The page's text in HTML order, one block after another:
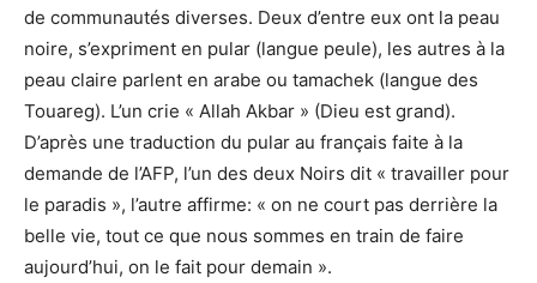
de communautés diverses. Deux d’entre eux ont la peau
noire, s’expriment en pular (langue peule), les autres à la
peau claire parlent en arabe ou tamachek (langue des
Touareg). L’un crie « Allah Akbar » (Dieu est grand).
D’après une traduction du pular au français faite à la
demande de l’AFP, l’un des deux Noirs dit « travailler pour
le paradis », l’autre affirme: « on ne court pas derrière la
belle vie, tout ce que nous sommes en train de faire
aujourd’hui, on le fait pour demain ».